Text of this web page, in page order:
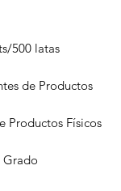
500 latas
de Productos
Productos Físicos
Grado